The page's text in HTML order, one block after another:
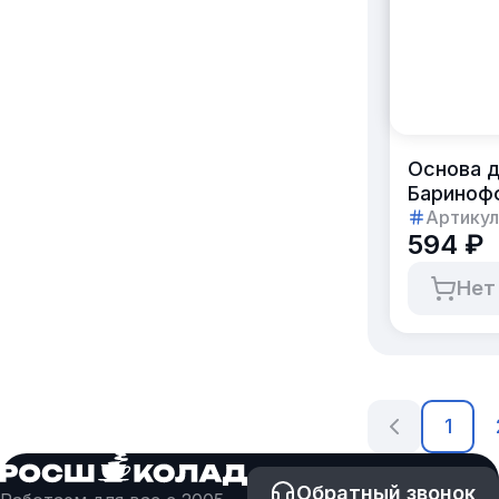
Основа
594 ₽
1
Обратный звонок